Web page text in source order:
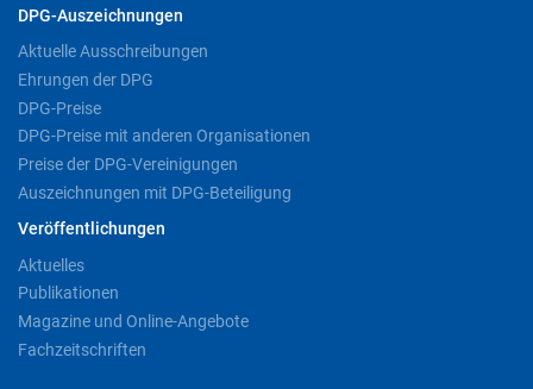
DPG-Auszeichnungen
Aktuelle Ausschreibungen
Ehrungen der DPG
DPG-Preise
DPG-Preise mit anderen Organisationen
Preise der DPG-Vereinigungen
Auszeichnungen mit DPG-Beteiligung
Veröffentlichungen
Aktuelles
Publikationen
Magazine und Online-Angebote
Fachzeitschriften